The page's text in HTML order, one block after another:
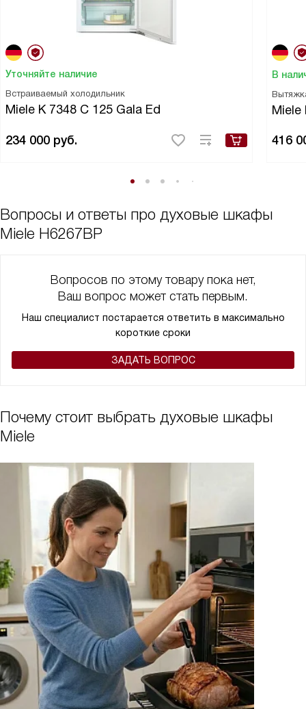
Уточняйте наличие
Встраиваемый холодильник
Miele K 7348 C 125 Gala Ed
234 000 руб.
В
Miele
416
Вопросы и ответы про духовые шкафы
Miele H6267BP
Вопросов по этому товару пока нет,
Ваш вопрос может стать первым.
Наш специалист постарается ответить в максимально
короткие сроки
ЗАДАТЬ ВОПРОС
Почему стоит выбрать духовые шкафы
Miele